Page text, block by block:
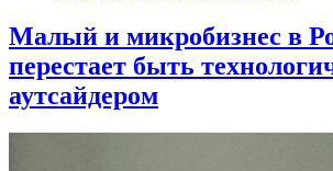
Малый и микробизнес в
перестает быть
аутсайдером